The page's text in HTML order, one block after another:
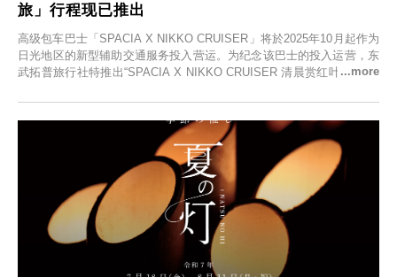
旅」行程现已推出
高级包车巴士「SPACIA X NIKKO CRUISER」将於2025年10月起作为
日光地区的新型辅助交通服务投入营运。为纪念该巴士的投入运营，东
武拓普旅行社特推出“SPACIA X NIKKO CRUISER 清晨赏红叶之旅”，